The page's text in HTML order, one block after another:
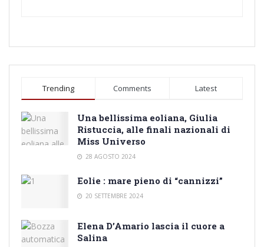
Trending Comments Latest
Una bellissima eoliana, Giulia
Ristuccia, alle finali nazionali di
Miss Universo
28 AGOSTO 2024
Eolie : mare pieno di “cannizzi”
20 SETTEMBRE 2024
Elena D’Amario lascia il cuore a
Salina